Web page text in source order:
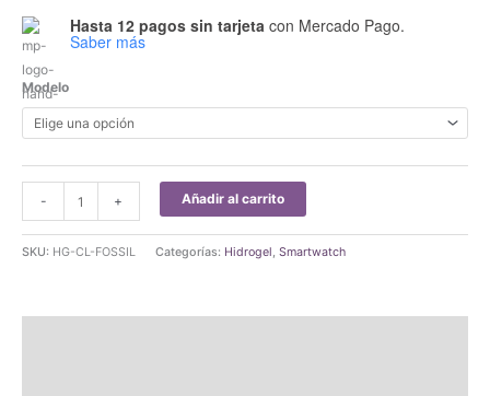
Hasta 12 pagos sin tarjeta con Mercado Pago.
Saber más
Modelo
-
Hidrogel
Protector
cantidad
+ Añadir al carrito
SKU: HG-CL-FOSSIL Categorías: Hidrogel, Smartwatch